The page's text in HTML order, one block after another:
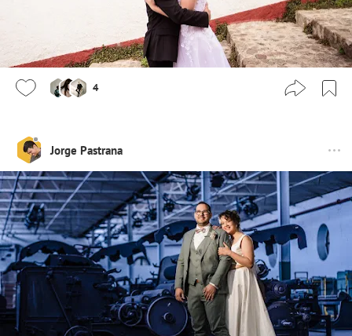
4
Jorge Pastrana